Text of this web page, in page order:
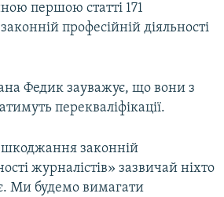
першою статті 171
професійній діяльності
Федик зауважує, що вони з
перекваліфікації.
законній
журналістів» зазвичай ніхто
Ми будемо вимагати